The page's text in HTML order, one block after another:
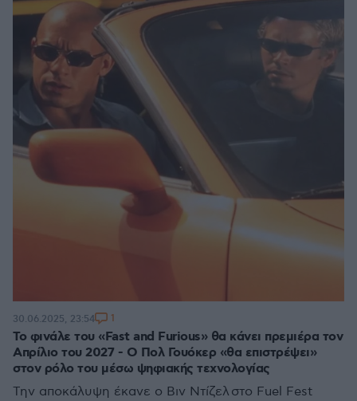
To φινάλε του «Fast and Furious» θα κάνει πρεμιέρα τον
Απρίλιο του 2027 - Ο Πολ Γουόκερ «θα επιστρέψει»
στον ρόλο του μέσω ψηφιακής τεχνολογίας
Την αποκάλυψη έκανε ο Βιν Ντίζελ στο Fuel Fest
30.06.2025, 23:54 1